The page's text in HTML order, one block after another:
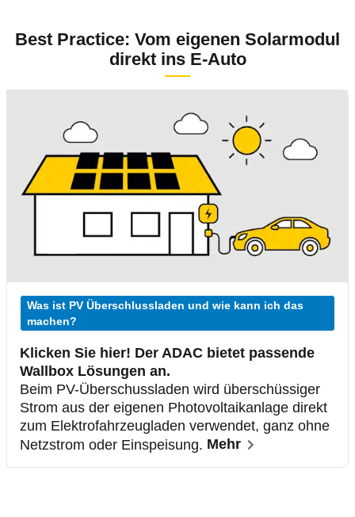
Best Practice: Vom eigenen Solarmodul
direkt ins E-Auto
Was ist PV Überschlussladen und wie kann ich das
machen?
Klicken Sie hier! Der ADAC bietet passende
Wallbox Lösungen an.
Beim PV-Überschussladen wird überschüssiger
Strom aus der eigenen Photovoltaikanlage direkt
zum Elektrofahrzeugladen verwendet, ganz ohne
Netzstrom oder Einspeisung. Mehr